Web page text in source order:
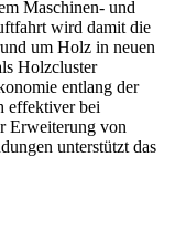
Maschinen- und
wird damit die
um Holz in neuen
Holzcluster
entlang der
effektiver bei
Erweiterung von
unterstützt das